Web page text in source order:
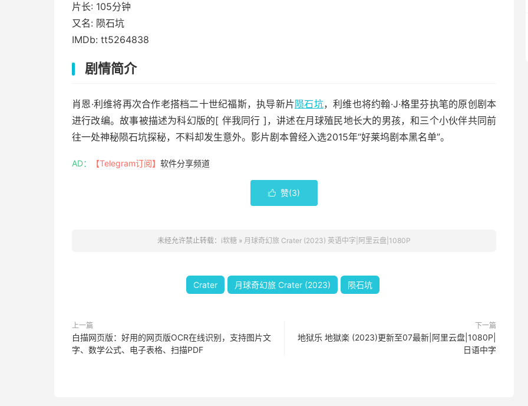
片长: 105分钟
又名: 陨石坑
IMDb: tt5264838
剧情简介
肖恩·利维将再次合作老搭档二十世纪福斯，执导新片陨石坑，利维也将约翰·J·格里芬执笔的原创剧本
进行改编。故事被描述为科幻版的[ 伴我同行 ]，讲述在月球殖民地长大的男孩，和三个小伙伴共同前
往一处神秘陨石坑探秘，不料却发生意外。影片剧本曾经入选2015年“好莱坞剧本黑名单”。
AD： 【Telegram订阅】 软件分享频道
 赞(3)
未经允许禁止转载： i软糖 » 月球奇幻旅 Crater (2023) 英语中字|阿里云盘|1080P
Crater 月球奇幻旅 Crater (2023) 陨石坑
上一篇
白描网页版：好用的网页版OCR在线识别，支持图片文
字、数学公式、电子表格、扫描PDF
下一篇
地狱乐 地獄楽 (2023)更新至07最新|阿里云盘|1080P|
日语中字